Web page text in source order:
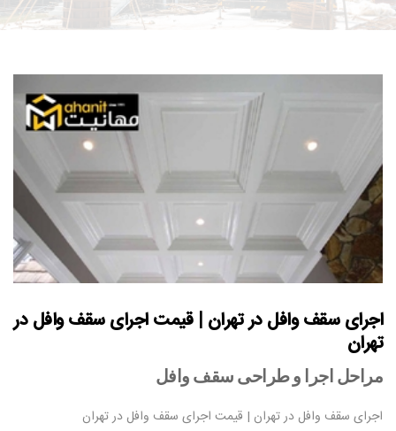
اجرای سقف وافل در تهران | قیمت اجرای سقف وافل در
تهران
مراحل اجرا و طراحی سقف وافل
اجرای سقف وافل در تهران | قیمت اجرای سقف وافل در تهران